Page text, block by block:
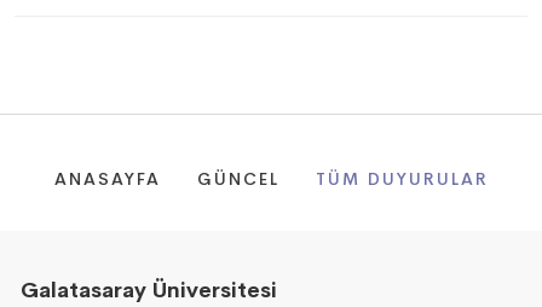
ANASAYFA GÜNCEL TÜM DUYURULAR
Galatasaray Üniversitesi